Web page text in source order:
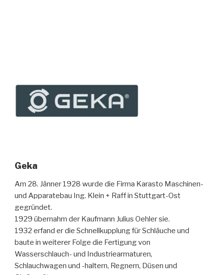
Geka
Am 28. Jänner 1928 wurde die Firma Karasto Maschinen-
und Apparatebau Ing. Klein + Raff in Stuttgart-Ost
gegründet.
1929 übernahm der Kaufmann Julius Oehler sie.
1932 erfand er die Schnellkupplung für Schläuche und
baute in weiterer Folge die Fertigung von
Wasserschlauch- und Industriearmaturen,
Schlauchwagen und -haltern, Regnern, Düsen und